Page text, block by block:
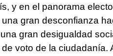
y en el panorama
gran desconfianza
gran desigualdad
voto de la ciudadanía.